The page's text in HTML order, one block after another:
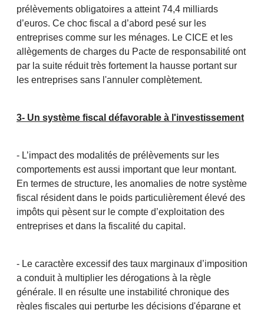
prélèvements obligatoires a atteint 74,4 milliards
d’euros. Ce choc fiscal a d’abord pesé sur les
entreprises comme sur les ménages. Le CICE et les
allègements de charges du Pacte de responsabilité ont
par la suite réduit très fortement la hausse portant sur
les entreprises sans l'annuler complètement.
3- Un système fiscal défavorable à l'investissement
- L’impact des modalités de prélèvements sur les
comportements est aussi important que leur montant.
En termes de structure, les anomalies de notre système
fiscal résident dans le poids particulièrement élevé des
impôts qui pèsent sur le compte d’exploitation des
entreprises et dans la fiscalité du capital.
- Le caractère excessif des taux marginaux d’imposition
a conduit à multiplier les dérogations à la règle
générale. Il en résulte une instabilité chronique des
règles fiscales qui perturbe les décisions d'épargne et